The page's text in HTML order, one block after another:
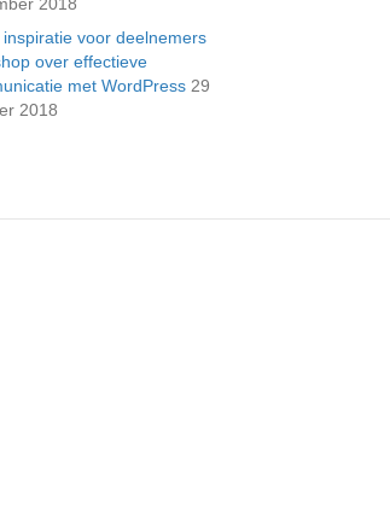
inspiratie voor deelnemers
over effectieve
met WordPress 29
2018